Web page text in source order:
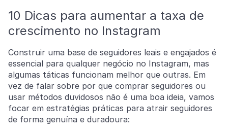
10 Dicas para aumentar a taxa de
crescimento no Instagram
Construir uma base de seguidores leais e engajados é
essencial para qualquer negócio no Instagram, mas
algumas táticas funcionam melhor que outras. Em
vez de falar sobre por que comprar seguidores ou
usar métodos duvidosos não é uma boa ideia, vamos
focar em estratégias práticas para atrair seguidores
de forma genuína e duradoura: